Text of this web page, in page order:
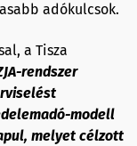
adókulcsok.
a Tisza
rendszer
modell
melyet célzott